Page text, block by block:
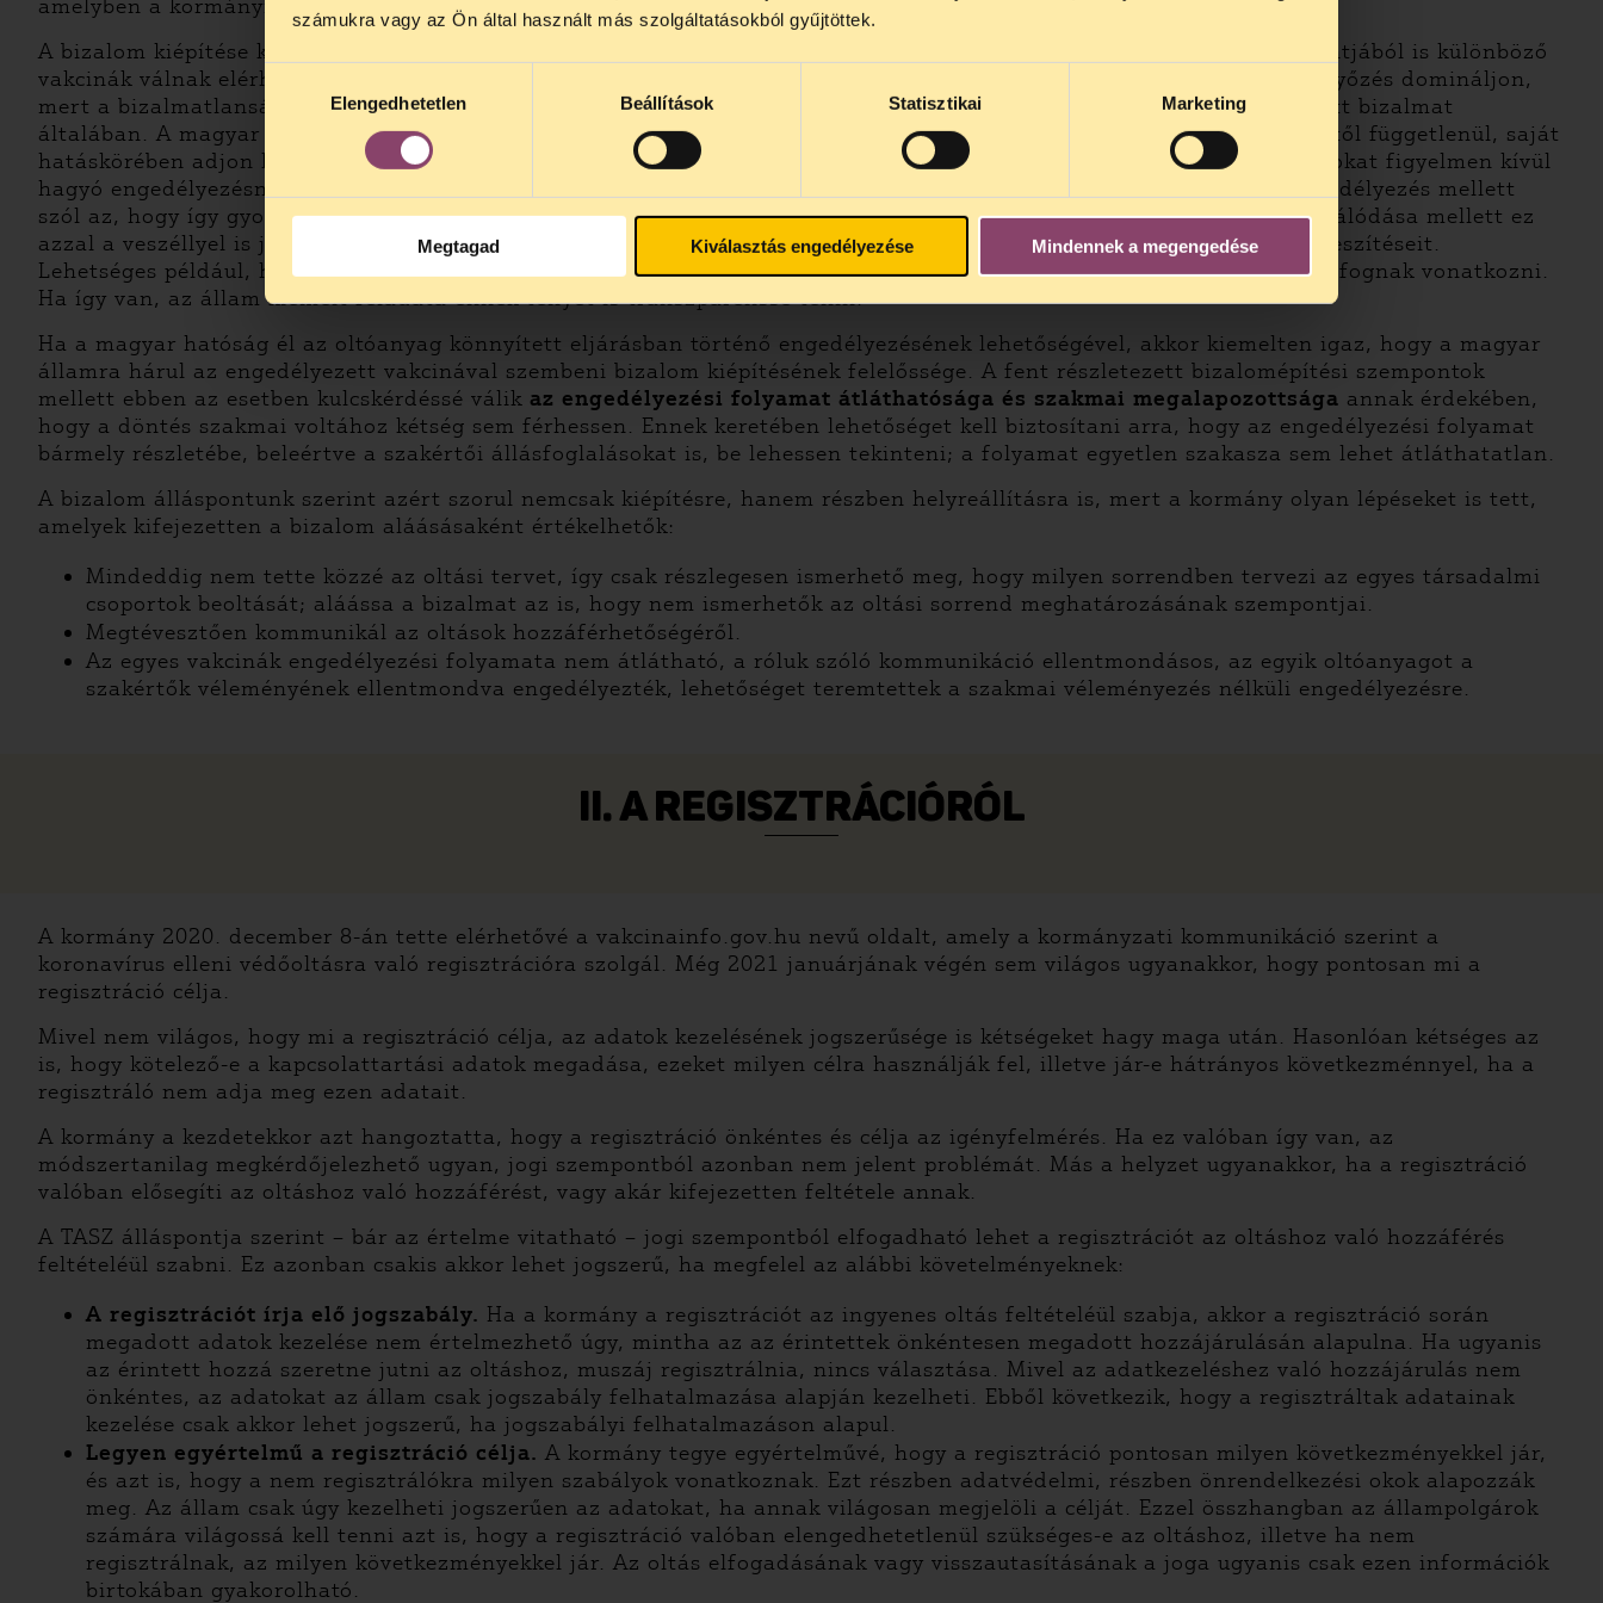
számukra vagy az Ön által használt más szolgáltatásokból gyűjtöttek.
Hozzájárulás
kiválasztásaElengedhetetlen Beállítások Statisztikai Marketing
Megtagad Kiválasztás engedélyezése Mindennek a megengedése
amelyben a kormánynak van kiemelt szerepe, ugyanakkor mindeddig legalábbis passzivitást mutatott ezen a téren.
A bizalom kiépítése különös jelentőséget kap akkor, amikor származási, kifejlesztési helyük és mechanizmusuk szempontjából is különböző
vakcinák válnak elérhetővé. Ezek esetében is kiemelten fontos, hogy a bizalomépítésen és tájékoztatáson alapuló meggyőzés domináljon,
mert a bizalmatlanság bármely Magyarországon engedélyezett oltóanyaggal szemben alááshatja a védőoltásokba vetett bizalmat
általában. A magyar hatóságnak jelen helyzetben megvana jogi lehetősége
arra, hogy az Európai Gyógyszerügynökségtől függetlenül, saját
hatáskörében adjon ki oltóanyagra engedélyt, sőt a kormány bevezette az oltóanyag egyszerűsített, szakmai szempontokat figyelmen kívül
hagyó engedélyezésnek lehetőségét is. Az Európai Gyógyszerügynökség eljárástól független, esetleg egyszerűsített engedélyezés mellett
szól az, hogy így gyorsabban hozzáférhetnek az oltáshoz az állampolgárok; ugyanakkor az oltásba vetett bizalom erodálódása mellett ez
azzal a veszéllyel is jár, hogy a nemzetközi közösség nem fogja elismerni Magyarország vakcináció érdekében tett erőfeszítéseit.
Lehetséges például, hogy az EU-ban nem engedélyezett szerrel oltott állampolgárokra továbbra is utazási korlátozások fognak vonatkozni.
Ha így van, az állam kiemelt feladata ennek tényét is transzparenssé tenni.
Ha a magyar hatóság él az oltóanyag könnyített eljárásban történő engedélyezésének lehetőségével, akkor kiemelten igaz, hogy a magyar
államra hárul az engedélyezett vakcinával szembeni bizalom kiépítésének felelőssége. A fent részletezett bizalomépítési szempontok
mellett ebben az esetben kulcskérdéssé válik az engedélyezési folyamat átláthatósága és szakmai megalapozottsága annak érdekében,
hogy a döntés szakmai voltához kétség sem férhessen. Ennek keretében lehetőséget kell biztosítani arra, hogy az engedélyezési folyamat
bármely részletébe, beleértve a szakértői állásfoglalásokat is, be lehessen tekinteni; a folyamat egyetlen szakasza sem lehet átláthatatlan.
A bizalom álláspontunk szerint azért szorul nemcsak kiépítésre, hanem részben helyreállításra is, mert a kormány olyan lépéseket is tett,
amelyek kifejezetten a bizalom aláásásaként értékelhetők:
Mindeddig nem tette közzé az oltási tervet, így csak részlegesen ismerhető meg, hogy milyen sorrendben tervezi az egyes társadalmi
csoportok beoltását; aláássa a bizalmat az is, hogy nem ismerhetők az oltási sorrend meghatározásának szempontjai.
Megtévesztően kommunikál az oltások hozzáférhetőségéről.
Az egyes vakcinák engedélyezési folyamata nem átlátható, a róluk szóló kommunikáció ellentmondásos, az egyik oltóanyagot a
szakértők véleményének ellentmondva engedélyezték, lehetőséget teremtettek a szakmai véleményezés nélküli engedélyezésre.
II. A REGISZTRÁCIÓRÓL
A kormány 2020. december 8-án tette elérhetővé a vakcinainfo.gov.hu nevű oldalt, amely a kormányzati kommunikáció szerint a
koronavírus elleni védőoltásra való regisztrációra szolgál. Még 2021 januárjának végén sem világos ugyanakkor, hogy pontosan mi a
regisztráció célja.
Mivel nem világos, hogy mi a regisztráció célja, az adatok kezelésének jogszerűsége is kétségeket hagy maga után. Hasonlóan kétséges az
is, hogy kötelező-e a kapcsolattartási adatok megadása, ezeket milyen célra használják fel, illetve jár-e hátrányos következménnyel, ha a
regisztráló nem adja meg ezen adatait.
A kormány a kezdetekkor azt hangoztatta, hogy a regisztráció önkéntes és célja az igényfelmérés. Ha ez valóban így van, az
módszertanilag megkérdőjelezhető ugyan, jogi szempontból azonban nem jelent problémát. Más a helyzet ugyanakkor, ha a regisztráció
valóban elősegíti az oltáshoz való hozzáférést, vagy akár kifejezetten feltétele annak.
A TASZ álláspontja szerint – bár az értelme vitatható – jogi szempontból elfogadható lehet a regisztrációt az oltáshoz való hozzáférés
feltételéül szabni. Ez azonban csakis akkor lehet jogszerű, ha megfelel az alábbi követelményeknek:
A regisztrációt írja elő jogszabály. Ha a kormány a regisztrációt az ingyenes oltás feltételéül szabja, akkor a regisztráció során
megadott adatok kezelése nem értelmezhető úgy, mintha az az érintettek önkéntesen megadott hozzájárulásán alapulna. Ha ugyanis
az érintett hozzá szeretne jutni az oltáshoz, muszáj regisztrálnia, nincs választása. Mivel az adatkezeléshez való hozzájárulás nem
önkéntes, az adatokat az állam csak jogszabály felhatalmazása alapján kezelheti. Ebből következik, hogy a regisztráltak adatainak
kezelése csak akkor lehet jogszerű, ha jogszabályi felhatalmazáson alapul.
Legyen egyértelmű a regisztráció célja. A kormány tegye egyértelművé, hogy a regisztráció pontosan milyen következményekkel jár,
és azt is, hogy a nem regisztrálókra milyen szabályok vonatkoznak. Ezt részben adatvédelmi, részben önrendelkezési okok alapozzák
meg. Az állam csak úgy kezelheti jogszerűen az adatokat, ha annak világosan megjelöli a célját. Ezzel összhangban az állampolgárok
számára világossá kell tenni azt is, hogy a regisztráció valóban elengedhetetlenül szükséges-e az oltáshoz, illetve ha nem
regisztrálnak, az milyen következményekkel jár. Az oltás elfogadásának vagy visszautasításának a joga ugyanis csak ezen információk
birtokában gyakorolható.
augusztus 24 között szünetel
. Az első telefonos jogsegély
augusztus 25-én
kedden, 13 és 15 óra között lesz
jogsegely@tasz.hu
alatt is elér minket.